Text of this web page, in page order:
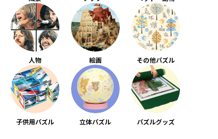
人物 絵画 その他パズル
子供用パズル 立体パズル パズルグッズ